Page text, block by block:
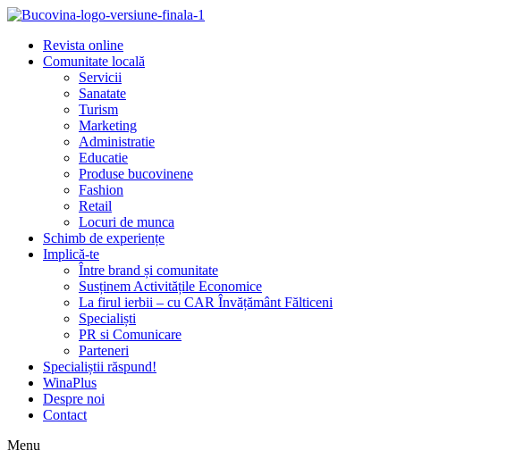
Revista online
Comunitate locală
Servicii
Sanatate
Turism
Marketing
Administratie
Educatie
Produse bucovinene
Fashion
Retail
Locuri de munca
Schimb de experiențe
Implică-te
Între brand și comunitate
Susținem Activitățile Economice
La firul ierbii – cu CAR Învățământ Fălticeni
Specialiști
PR si Comunicare
Parteneri
Specialiștii răspund!
WinaPlus
Despre noi
Contact
Menu